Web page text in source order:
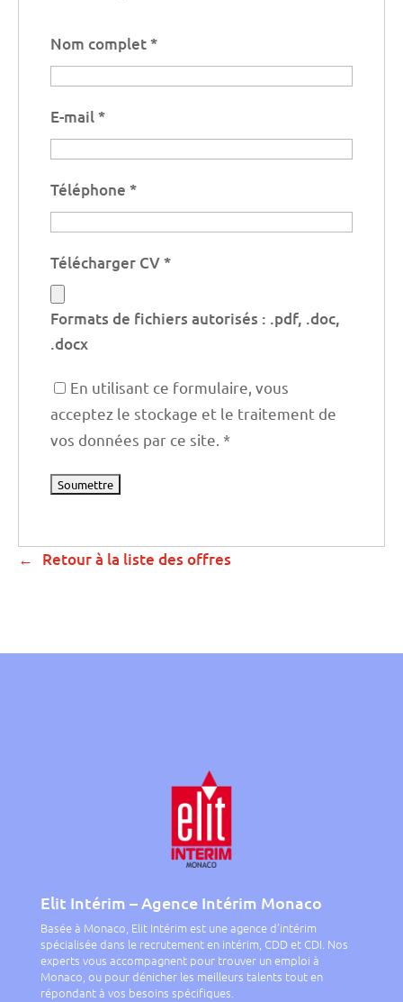
Nom complet*
E-mail*
Téléphone *
Télécharger CV*
Formats de fichiers autorisés : .pdf, .doc,
.docx
En utilisant ce formulaire, vous
acceptez le stockage et le traitement de
vos données par ce site. *
Retour à la liste des offres
Elit Intérim – Agence Intérim Monaco
Basée à Monaco, Elit Intérim est une agence d’intérim
spécialisée dans le recrutement en intérim, CDD et CDI. Nos
experts vous accompagnent pour trouver un emploi à
Monaco, ou pour dénicher les meilleurs talents tout en
répondant à vos besoins spécifiques.